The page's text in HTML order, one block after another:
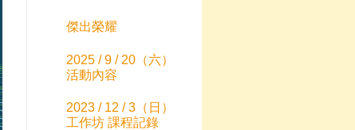
傑出榮耀
2025 / 9 / 20（六）
活動內容
2023 / 12 / 3（日）
工作坊 課程記錄